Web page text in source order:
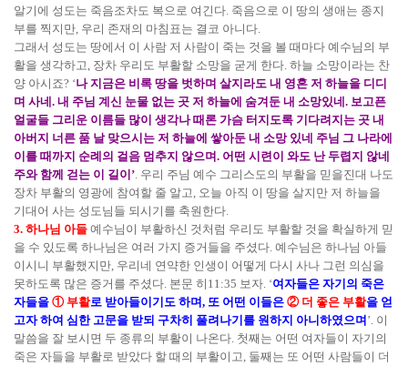
알기에 성도는 죽음조차도 복으로 여긴다. 죽음으로 이 땅의 생애는 종지
부를 찍지만, 우리 존재의 마침표는 결코 아니다.
그래서 성도는 땅에서 이 사람 저 사람이 죽는 것을 볼 때마다 예수님의 부
활을 생각하고, 장차 우리도 부활할 소망을 굳게 한다. 하늘 소망이라는 찬
양 아시죠? ‘나 지금은 비록 땅을 벗하며 살지라도 내 영혼 저 하늘을 디디
며 사네. 내 주님 계신 눈물 없는 곳 저 하늘에 숨겨둔 내 소망있네. 보고픈
얼굴들 그리운 이름들 많이 생각나 때론 가슴 터지도록 기다려지는 곳 내
아버지 너른 품 날 맞으시는 저 하늘에 쌓아둔 내 소망 있네 주님 그 나라에
이를 때까지 순례의 걸음 멈추지 않으며. 어떤 시련이 와도 난 두렵지 않네
주와 함께 걷는 이 길이’. 우리 주님 예수 그리스도의 부활을 믿을진대 나도
장차 부활의 영광에 참여할 줄 알고, 오늘 아직 이 땅을 살지만 저 하늘을
기대어 사는 성도님들 되시기를 축원한다.
3. 하나님 아들 예수님이 부활하신 것처럼 우리도 부활할 것을 확실하게 믿
을 수 있도록 하나님은 여러 가지 증거들을 주셨다. 예수님은 하나님 아들
이시니 부활했지만, 우리네 연약한 인생이 어떻게 다시 사나 그런 의심을
못하도록 많은 증거를 주셨다. 본문 히11:35 보자. ‘여자들은 자기의 죽은
자들을 ① 부활로 받아들이기도 하며, 또 어떤 이들은 ② 더 좋은 부활을 얻
고자 하여 심한 고문을 받되 구차히 풀려나기를 원하지 아니하였으며 ’. 이
말씀을 잘 보시면 두 종류의 부활이 나온다. 첫째는 어떤 여자들이 자기의
죽은 자들을 부활로 받았다 할 때의 부활이고, 둘째는 또 어떤 사람들이 더